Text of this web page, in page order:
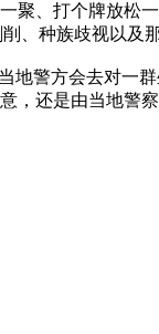
、打个牌放松
、种族歧视以及
警方会去对一
，还是由当地警察